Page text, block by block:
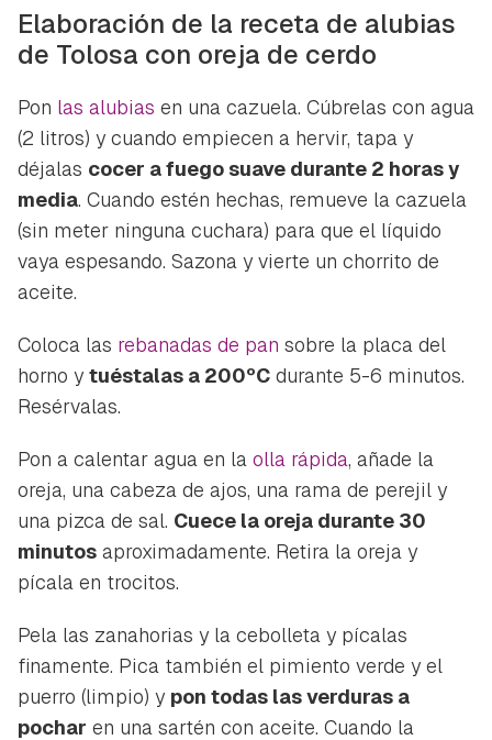
Elaboración de la receta de alubias
de Tolosa con oreja de cerdo
Pon las alubias en una cazuela. Cúbrelas con agua
(2 litros) y cuando empiecen a hervir, tapa y
déjalas cocer a fuego suave durante 2 horas y
media. Cuando estén hechas, remueve la cazuela
(sin meter ninguna cuchara) para que el líquido
vaya espesando. Sazona y vierte un chorrito de
aceite.
Coloca las rebanadas de pan sobre la placa del
horno y tuéstalas a 200ºC durante 5-6 minutos.
Resérvalas.
Pon a calentar agua en la olla rápida, añade la
oreja, una cabeza de ajos, una rama de perejil y
una pizca de sal. Cuece la oreja durante 30
minutos aproximadamente. Retira la oreja y
pícala en trocitos.
Pela las zanahorias y la cebolleta y pícalas
finamente. Pica también el pimiento verde y el
puerro (limpio) y pon todas las verduras a
pochar en una sartén con aceite. Cuando la